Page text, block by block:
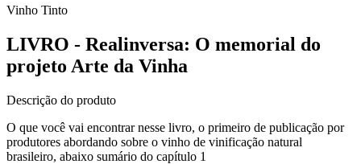
Vinho Tinto
LIVRO - Realinversa: O memorial do
projeto Arte da Vinha
Descrição do produto
O que você vai encontrar nesse livro, o primeiro de publicação por
produtores abordando sobre o vinho de vinificação natural
brasileiro, abaixo sumário do capítulo 1